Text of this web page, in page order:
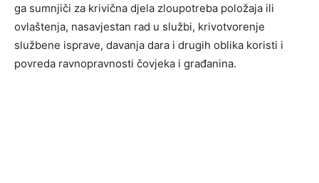
ga sumnjiči za krivična djela zloupotreba položaja ili
ovlaštenja, nasavjestan rad u službi, krivotvorenje
službene isprave, davanja dara i drugih oblika koristi i
povreda ravnopravnosti čovjeka i građanina.